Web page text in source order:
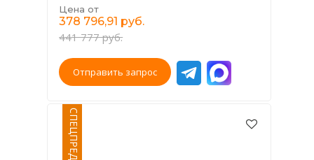
Цена от
378 796,91 руб.
441 777 руб.
Отправить запрос